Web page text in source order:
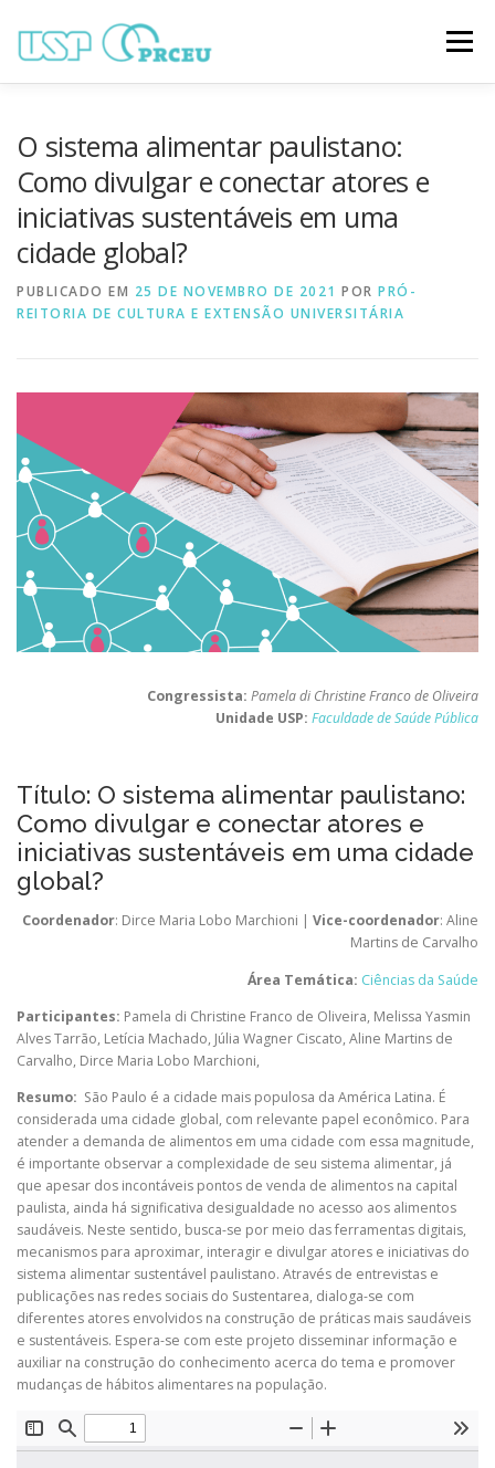
para
Menu
TRABALHOS ONLINE PROGRAMAÇÃO
NOTÍCIAS CONTATO
O sistema alimentar paulistano:
Como divulgar e conectar atores e
iniciativas sustentáveis em uma
cidade global?
PUBLICADO EM 25 DE NOVEMBRO DE 2021 POR PRÓ-
REITORIA DE CULTURA E EXTENSÃO UNIVERSITÁRIA
Congressista: Pamela di Christine Franco de Oliveira
Unidade USP: Faculdade de Saúde Pública
Título: O sistema alimentar paulistano:
Como divulgar e conectar atores e
iniciativas sustentáveis em uma cidade
global?
Coordenador: Dirce Maria Lobo Marchioni | Vice-coordenador: Aline
Martins de Carvalho
Área Temática: Ciências da Saúde
Participantes: Pamela di Christine Franco de Oliveira, Melissa Yasmin
Alves Tarrão, Letícia Machado, Júlia Wagner Ciscato, Aline Martins de
Carvalho, Dirce Maria Lobo Marchioni,
Resumo: São Paulo é a cidade mais populosa da América Latina. É
considerada uma cidade global, com relevante papel econômico. Para
atender a demanda de alimentos em uma cidade com essa magnitude,
é importante observar a complexidade de seu sistema alimentar, já
que apesar dos incontáveis pontos de venda de alimentos na capital
paulista, ainda há significativa desigualdade no acesso aos alimentos
saudáveis. Neste sentido, busca-se por meio das ferramentas digitais,
mecanismos para aproximar, interagir e divulgar atores e iniciativas do
sistema alimentar sustentável paulistano. Através de entrevistas e
publicações nas redes sociais do Sustentarea, dialoga-se com
diferentes atores envolvidos na construção de práticas mais saudáveis
e sustentáveis. Espera-se com este projeto disseminar informação e
auxiliar na construção do conhecimento acerca do tema e promover
mudanças de hábitos alimentares na população.